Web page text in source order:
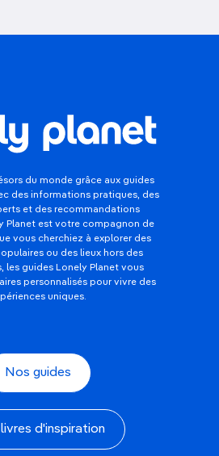
gamme.
Les prix ont tendance
fête de Loi Krathong.
du monde grâce aux guides
des informations pratiques, des
et des recommandations
Planet est votre compagnon de
vous cherchiez à explorer des
ou des lieux hors des
les guides Lonely Planet vous
personnalisés pour vivre des
uniques.
Nos guides
d'inspiration